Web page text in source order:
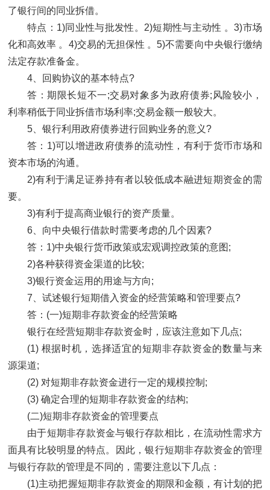
了银行间的同业拆借。
特点：1)同业性与批发性。2)短期性与主动性 。3)市场
化和高效率 。4)交易的无担保性 。5)不需要向中央银行缴纳
法定存款准备金。
4、回购协议的基本特点?
答：期限长短不一;交易对象多为政府债券;风险较小，
利率稍低于同业拆借市场利率;交易金额一般较大。
5、银行利用政府债券进行回购业务的意义?
答：1)可以增进政府债券的流动性，有利于货币市场和
资本市场的沟通。
2)有利于满足证券持有者以较低成本融进短期资金的需
要。
3)有利于提高商业银行的资产质量。
6、向中央银行借款时需要考虑的几个因素?
答：1)中央银行货币政策或宏观调控政策的意图;
2)各种获得资金渠道的比较;
3)银行资金运用的用途与方向;
7、试述银行短期借入资金的经营策略和管理要点?
答：(一)短期非存款资金的经营策略
银行在经营短期非存款资金时，应该注意如下几点;
(1) 根据时机，选择适宜的短期非存款资金的数量与来
源渠道;
(2) 对短期非存款资金进行一定的规模控制;
(3) 确定合理的短期非存款资金的结构;
(二)短期非存款资金的管理要点
由于短期非存款资金与银行存款相比，在流动性需求方
面具有比较明显的特点。因此，银行短期非存款资金的管理
与银行存款的管理是不同的，需要注意以下几点：
(1)主动把握短期非存款资金的期限和金额，有计划的把